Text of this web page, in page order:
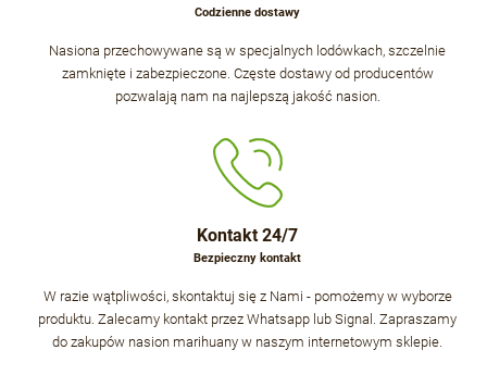
Codzienne dostawy
Nasiona przechowywane są w specjalnych lodówkach, szczelnie
zamknięte i zabezpieczone. Częste dostawy od producentów
pozwalają nam na najlepszą jakość nasion.
Kontakt 24/7
Bezpieczny kontakt
W razie wątpliwości, skontaktuj się z Nami - pomożemy w wyborze
produktu. Zalecamy kontakt przez Whatsapp lub Signal. Zapraszamy
do zakupów nasion marihuany w naszym internetowym sklepie.